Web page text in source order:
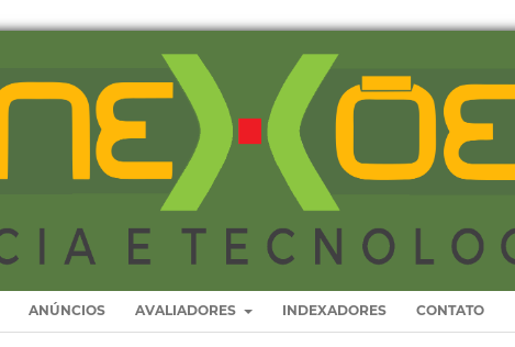
ANÚNCIOS AVALIADORES INDEXADORES CONTATO